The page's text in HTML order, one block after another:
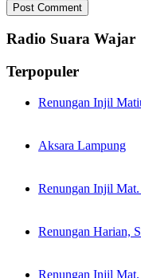
Radio Suara Wajar
Terpopuler
Renungan Injil
Aksara Lampung
Renungan Injil
Renungan Harian,
Renungan Injil